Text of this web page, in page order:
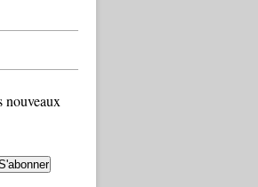
nouveaux